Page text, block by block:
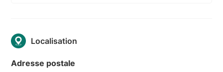
Localisation
Adresse postale